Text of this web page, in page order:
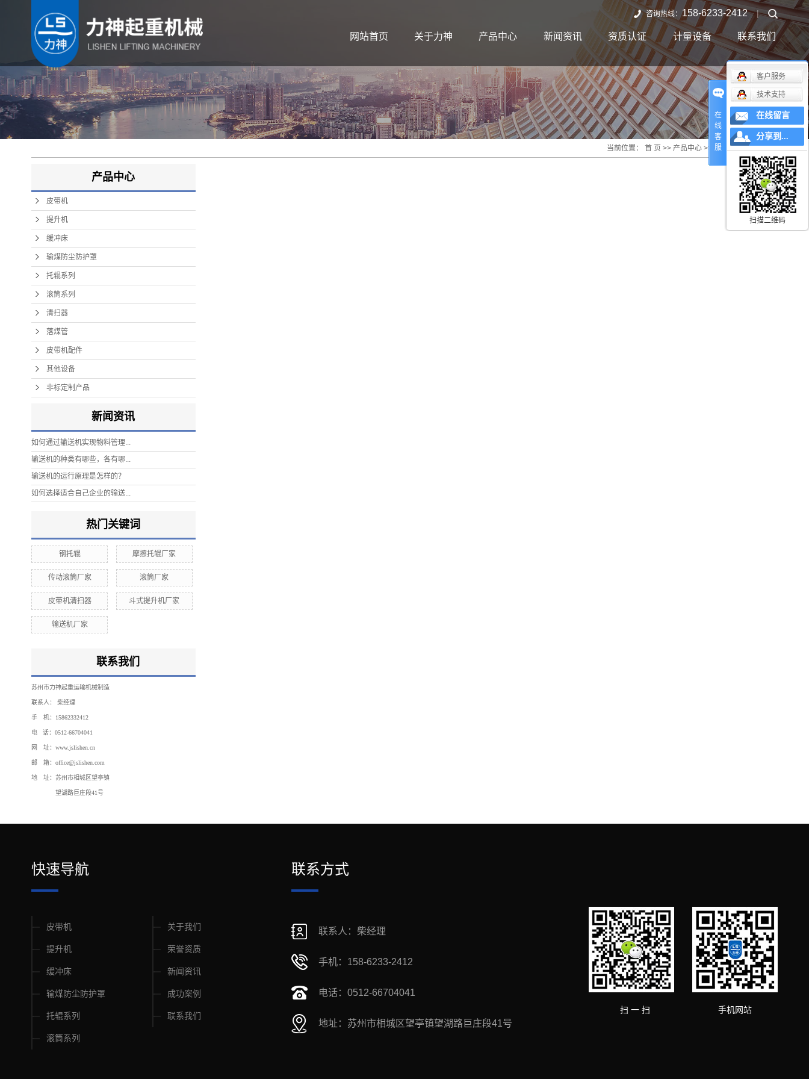
咨询热线：158-6233-2412|
网站首页 关于力神 产品中心 新闻资讯 资质认证 计量设备 联系我们
当前位置： 首 页 >> 产品中心 >> 干污泥刮板输送机
产品中心
皮带机
提升机
缓冲床
输煤防尘防护罩
托辊系列
滚筒系列
清扫器
落煤管
皮带机配件
其他设备
非标定制产品
新闻资讯
如何通过输送机实现物料管理...
输送机的种类有哪些，各有哪...
输送机的运行原理是怎样的？
如何选择适合自己企业的输送...
热门关键词
钢托辊 摩擦托辊厂家
传动滚筒厂家 滚筒厂家
皮带机清扫器 斗式提升机厂家
输送机厂家
联系我们
苏州市力神起重运输机械制造
联系人： 柴经理
手 机：15862332412
电 话：0512-66704041
网 址：www.jslishen.cn
邮 箱：office@jslishen.com
地 址：苏州市相城区望亭镇
望湖路巨庄段41号
快速导航
皮带机
提升机
缓冲床
输煤防尘防护罩
托辊系列
滚筒系列
关于我们
荣誉资质
新闻资讯
成功案例
联系我们
联系方式
联系人：柴经理
手机：158-6233-2412
电话：0512-66704041
地址：苏州市相城区望亭镇望湖路巨庄段41号
扫 一 扫 手机网站
在
线
客
服
客户服务
技术支持
在线留言
分享到...
扫描二维码